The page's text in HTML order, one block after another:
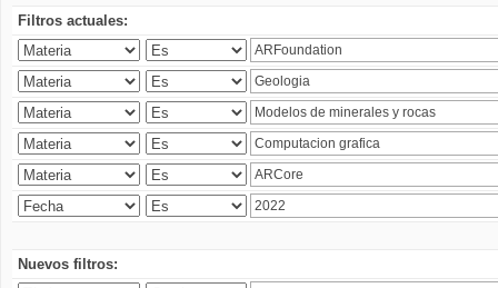
Filtros actuales:
Nuevos filtros: